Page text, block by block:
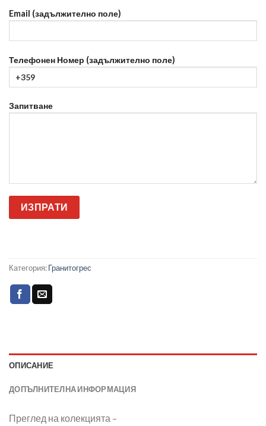
Email (задължително поле)
Телефонен Номер (задължително поле)
Запитване
Категория:Гранитогрес
ОПИСАНИЕ
ДОПЪЛНИТЕЛНА ИНФОРМАЦИЯ
Преглед на колекцията –